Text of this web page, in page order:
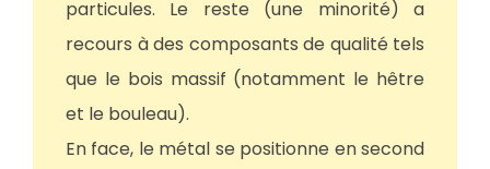
particules. Le reste (une minorité) a
recours à des composants de qualité tels
que le bois massif (notamment le hêtre
et le bouleau).
En face, le métal se positionne en second